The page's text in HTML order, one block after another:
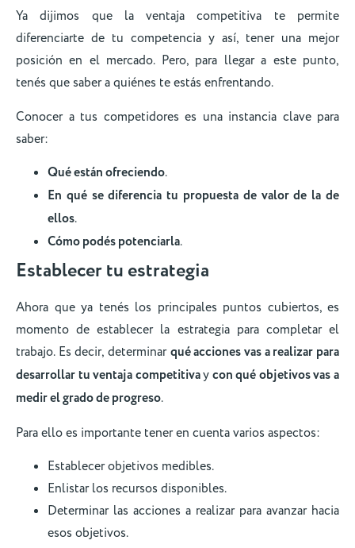
Ya dijimos que la ventaja competitiva te permite
diferenciarte de tu competencia y así, tener una mejor
posición en el mercado. Pero, para llegar a este punto,
tenés que saber a quiénes te estás enfrentando.
Conocer a tus competidores es una instancia clave para
saber:
Qué están ofreciendo.
En qué se diferencia tu propuesta de valor de la de
ellos.
Cómo podés potenciarla.
Establecer tu estrategia
Ahora que ya tenés los principales puntos cubiertos, es
momento de establecer la estrategia para completar el
trabajo. Es decir, determinarqué acciones vas a realizar para
desarrollar tu ventaja competitivaycon qué objetivos vas a
medir el grado de progreso.
Para ello es importante tener en cuenta varios aspectos:
Establecer objetivos medibles.
Enlistar los recursos disponibles.
Determinar las acciones a realizar para avanzar hacia
esos objetivos.